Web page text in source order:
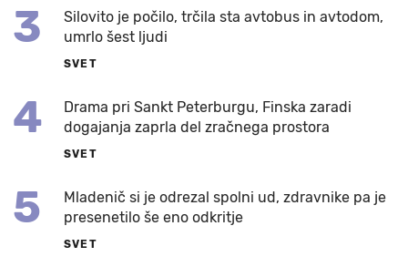
3
Silovito je počilo, trčila sta avtobus in avtodom,
umrlo šest ljudi
SVET
4
Drama pri Sankt Peterburgu, Finska zaradi
dogajanja zaprla del zračnega prostora
SVET
5
Mladenič si je odrezal spolni ud, zdravnike pa je
presenetilo še eno odkritje
SVET